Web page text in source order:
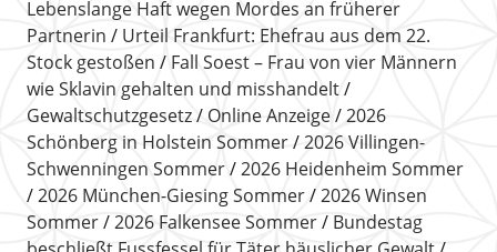
Lebenslange Haft wegen Mordes an früherer
Partnerin
Urteil Frankfurt: Ehefrau aus dem 22.
Stock gestoßen
Fall Soest – Frau von vier Männern
wie Sklavin gehalten und misshandelt
Gewaltschutzgesetz
Online Anzeige
2026
Schönberg in Holstein Sommer
2026 Villingen-
Schwenningen Sommer
2026 Heidenheim Sommer
2026 München-Giesing Sommer
2026 Winsen
Sommer
2026 Falkensee Sommer
Bundestag